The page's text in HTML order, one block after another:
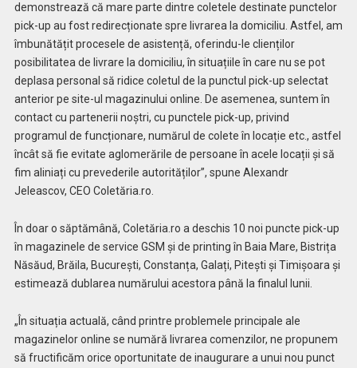
demonstrează că mare parte dintre coletele destinate punctelor
pick-up au fost redirecționate spre livrarea la domiciliu. Astfel, am
îmbunătățit procesele de asistență, oferindu-le clienților
posibilitatea de livrare la domiciliu, în situațiile în care nu se pot
deplasa personal să ridice coletul de la punctul pick-up selectat
anterior pe site-ul magazinului online. De asemenea, suntem în
contact cu partenerii noștri, cu punctele pick-up, privind
programul de funcționare, numărul de colete în locație etc., astfel
încât să fie evitate aglomerările de persoane în acele locații și să
fim aliniați cu prevederile autorităților”, spune Alexandr
Jeleascov, CEO Coletăria.ro.
În doar o săptămână, Coletăria.ro a deschis 10 noi puncte pick-up
în magazinele de service GSM și de printing în Baia Mare, Bistrița
Năsăud, Brăila, București, Constanța, Galați, Pitești și Timișoara și
estimează dublarea numărului acestora până la finalul lunii.
„În situația actuală, când printre problemele principale ale
magazinelor online se numără livrarea comenzilor, ne propunem
să fructificăm orice oportunitate de inaugurare a unui nou punct